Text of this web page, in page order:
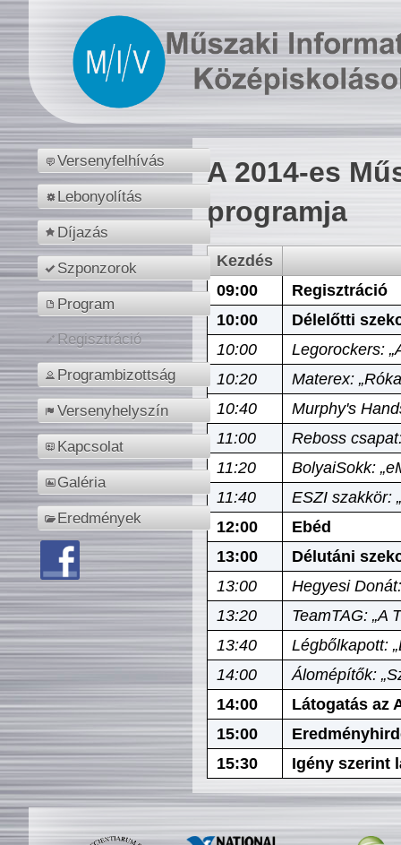
Versenyfelhívás
Lebonyolítás
Díjazás
Szponzorok
Program
Regisztráció
Programbizottság
Versenyhelyszín
Kapcsolat
Galéria
Eredmények
A 2014-es
programja
Kezdés
09:00
Regisztráció
10:00
Délelőtti
10:00
Legorockers:
10:20
Materex:
10:40
Murphy's
11:00
Reboss
11:20
BolyaiSokk:
11:40
ESZI szakkör:
12:00
Ebéd
13:00
Délutáni
13:00
Hegyesi
13:20
TeamTAG: „A
13:40
Légbőlkapott:
14:00
Álomépítők:
14:00
Látogatás az
15:00
15:30
Igény szerint